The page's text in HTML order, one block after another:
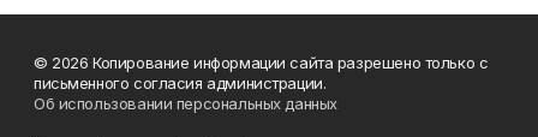
© 2026 Копирование информации сайта разрешено только с
письменного согласия администрации.
Об использовании персональных данных